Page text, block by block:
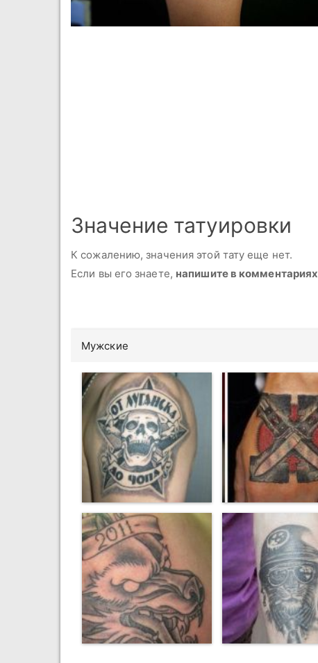
Значение татуировки
К сожалению, значения этой тату еще нет.
Если вы его знаете, напишите в комментариях
Мужские